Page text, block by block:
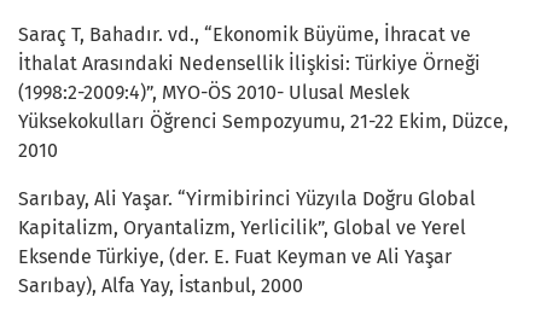
Saraç T, Bahadır. vd., “Ekonomik Büyüme, İhracat ve
İthalat Arasındaki Nedensellik İlişkisi: Türkiye Örneği
(1998:2-2009:4)”, MYO-ÖS 2010- Ulusal Meslek
Yüksekokulları Öğrenci Sempozyumu, 21-22 Ekim, Düzce,
2010
Sarıbay, Ali Yaşar. “Yirmibirinci Yüzyıla Doğru Global
Kapitalizm, Oryantalizm, Yerlicilik”, Global ve Yerel
Eksende Türkiye, (der. E. Fuat Keyman ve Ali Yaşar
Sarıbay), Alfa Yay, İstanbul, 2000